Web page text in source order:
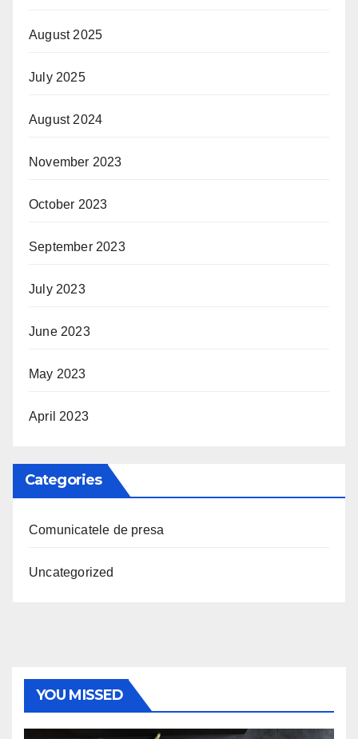
August 2025
July 2025
August 2024
November 2023
October 2023
September 2023
July 2023
June 2023
May 2023
April 2023
Categories
Comunicatele de presa
Uncategorized
YOU MISSED